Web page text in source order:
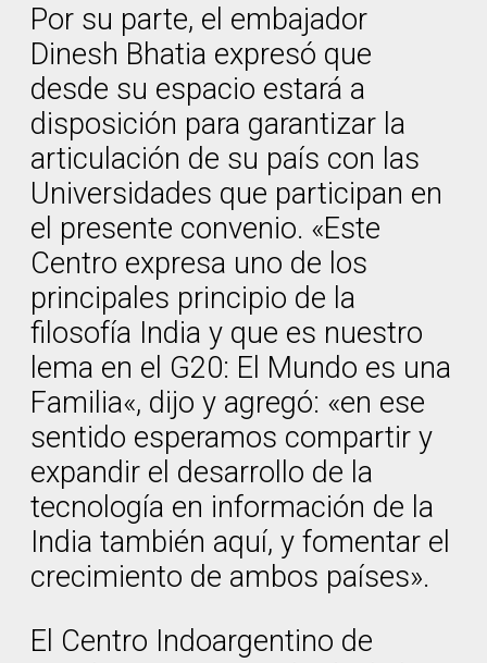
Por su parte, el embajador
Dinesh Bhatia expresó que
desde su espacio estará a
disposición para garantizar la
articulación de su país con las
Universidades que participan en
el presente convenio. «Este
Centro expresa uno de los
principales principio de la
filosofía India y que es nuestro
lema en el G20: El Mundo es una
Familia«, dijo y agregó: «en ese
sentido esperamos compartir y
expandir el desarrollo de la
tecnología en información de la
India también aquí, y fomentar el
crecimiento de ambos países».
El Centro Indoargentino de